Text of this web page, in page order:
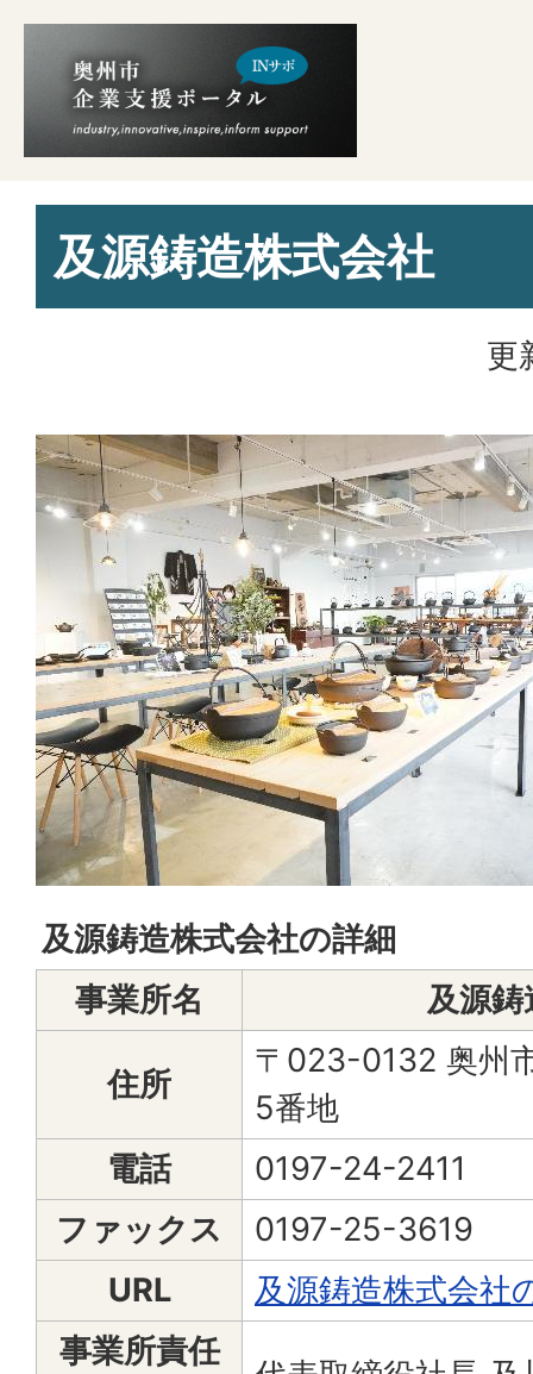
及源鋳造株式会社
更
及源鋳造株式会社の詳細
事業所名
及源
住所
〒023-0132 奥州
5番地
電話
0197-24-2411
ファックス
0197-25-3619
URL
及源鋳造株式会社
事業所責任